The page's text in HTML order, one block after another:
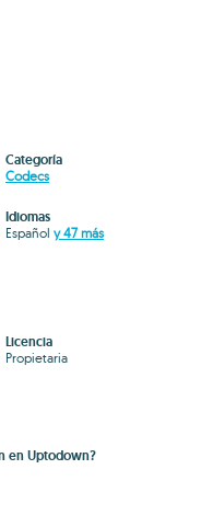
Categoría
Codecs
Idiomas
Español y 47 más
Licencia
Propietaria
en Uptodown?